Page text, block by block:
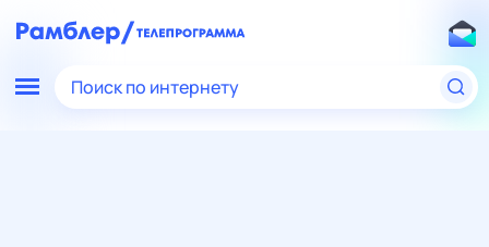
Поиск по интернету